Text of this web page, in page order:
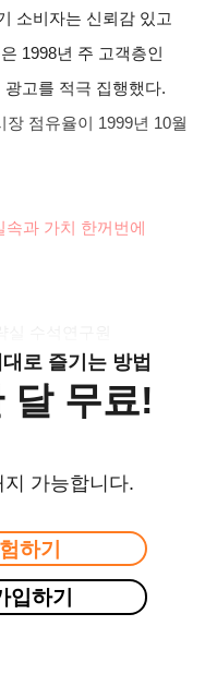
소비자는 신뢰감 있고
1998년 주 고객층인
고를 적극 집행했다.
장 점유율이 1999년 10월
속과 가치 한꺼번에
로 즐기는 방법
달 무료!
가능합니다.
하기
하기